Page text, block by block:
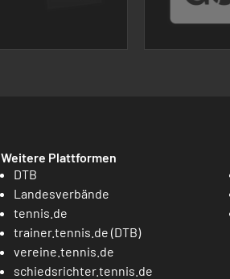
Weitere Plattformen
DTB
Landesverbände
tennis.de
trainer.tennis.de (DTB)
vereine.tennis.de
schiedsrichter.tennis.de